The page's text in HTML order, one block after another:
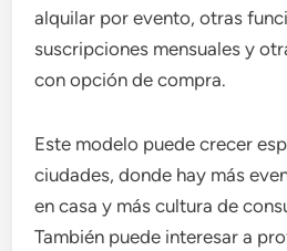
alquilar por evento, otras
suscripciones mensuales y
con opción de compra.
Este modelo puede crecer
ciudades, donde hay más
en casa y más cultura de
También puede interesar a